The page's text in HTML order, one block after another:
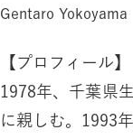
Gentaro Yokoyama
【プロフィール】
1978年、千葉県
に親しむ。1993